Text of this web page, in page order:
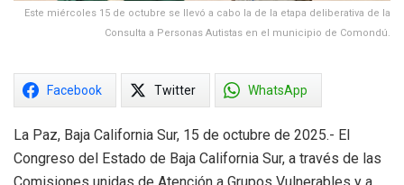
Este miércoles 15 de octubre se llevó a cabo la de la etapa deliberativa de la
Consulta a Personas Autistas en el municipio de Comondú.
Facebook Twitter WhatsApp
La Paz, Baja California Sur, 15 de octubre de 2025.- El
Congreso del Estado de Baja California Sur, a través de las